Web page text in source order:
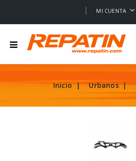
MI CUENTA
Inicio Urbanos